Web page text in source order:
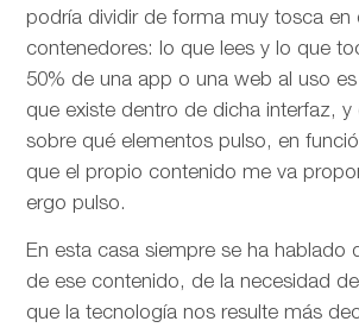
podría dividir de forma muy tosca en
contenedores: lo que lees y lo que
50% de una app o una web al uso
que existe dentro de dicha interfaz, y
sobre qué elementos pulso, en
que el propio contenido me va
ergo pulso.
En esta casa siempre se ha hablado
de ese contenido, de la necesidad
que la tecnología nos resulte más